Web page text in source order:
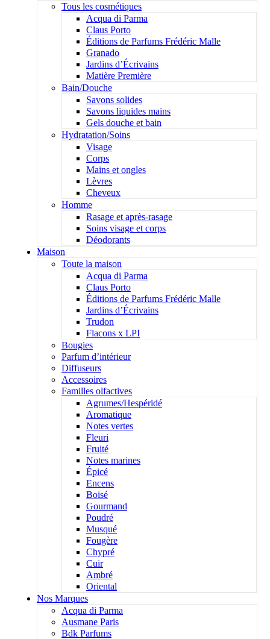
Tous les cosmétiques
Acqua di Parma
Claus Porto
Éditions de Parfums Frédéric Malle
Granado
Jardins d’Écrivains
Matière Première
Bain/Douche
Savons solides
Savons liquides mains
Gels douche et bain
Hydratation/Soins
Visage
Corps
Mains et ongles
Lèvres
Cheveux
Homme
Rasage et après-rasage
Soins visage et corps
Déodorants
Maison
Toute la maison
Acqua di Parma
Claus Porto
Éditions de Parfums Frédéric Malle
Jardins d’Écrivains
Trudon
Flacons x LPI
Bougies
Parfum d’intérieur
Diffuseurs
Accessoires
Familles olfactives
Agrumes/Hespéridé
Aromatique
Notes vertes
Fleuri
Fruité
Notes marines
Épicé
Encens
Boisé
Gourmand
Poudré
Musqué
Fougère
Chypré
Cuir
Ambré
Oriental
Nos Marques
Acqua di Parma
Ausmane Paris
Bdk Parfums